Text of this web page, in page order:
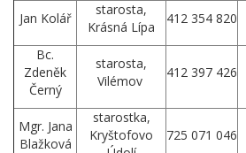
Jan Kolář
starosta,
Krásná Lípa
412 354 820
Bc.
Zdeněk
Černý
starosta,
Vilémov
412 397 426
Mgr. Jana
Blažková
starostka,
Kryštofovo
725 071 046